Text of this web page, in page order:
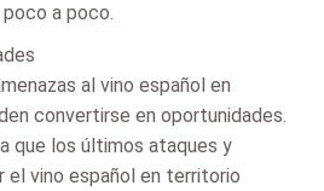
a poco.
al vino español en
convertirse en oportunidades.
que los últimos ataques y
el vino español en territorio